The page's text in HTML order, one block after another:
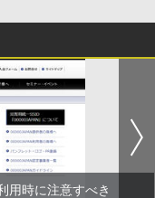
用時に注意すべき